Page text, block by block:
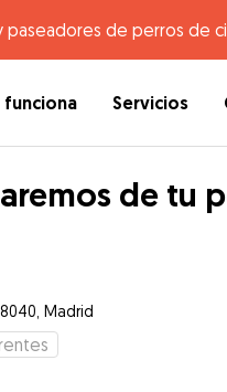
de perros de
funciona Servicios
de tu
Madrid